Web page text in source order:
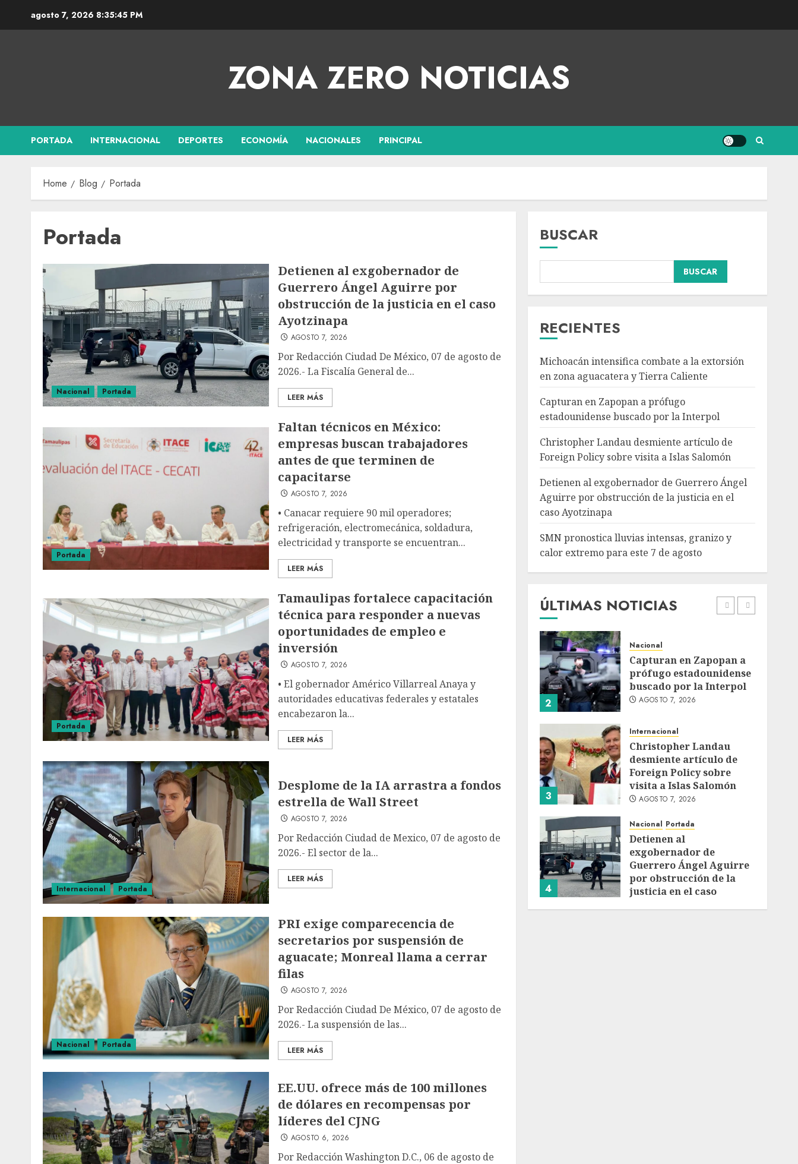
agosto 7, 2026 8:35:46 PM
ZONA ZERO NOTICIAS
PORTADA INTERNACIONAL DEPORTES ECONOMÍA NACIONALES PRINCIPAL
Home Blog Portada
Portada
Nacional Portada
Detienen al exgobernador de
Guerrero Ángel Aguirre por
obstrucción de la justicia en el caso
Ayotzinapa
AGOSTO 7, 2026
Por Redacción Ciudad De México, 07 de agosto de
2026.- La Fiscalía General de...
LEER MÁS
Portada
Faltan técnicos en México:
empresas buscan trabajadores
antes de que terminen de
capacitarse
AGOSTO 7, 2026
• Canacar requiere 90 mil operadores;
refrigeración, electromecánica, soldadura,
electricidad y transporte se encuentran...
LEER MÁS
Portada
Tamaulipas fortalece capacitación
técnica para responder a nuevas
oportunidades de empleo e
inversión
AGOSTO 7, 2026
• El gobernador Américo Villarreal Anaya y
autoridades educativas federales y estatales
encabezaron la...
LEER MÁS
Internacional Portada
Desplome de la IA arrastra a fondos
estrella de Wall Street
AGOSTO 7, 2026
Por Redacción Ciudad de Mexico, 07 de agosto de
2026.- El sector de la...
LEER MÁS
Nacional Portada
PRI exige comparecencia de
secretarios por suspensión de
aguacate; Monreal llama a cerrar
filas
AGOSTO 7, 2026
Por Redacción Ciudad De México, 07 de agosto de
2026.- La suspensión de las...
LEER MÁS
EE.UU. ofrece más de 100 millones
de dólares en recompensas por
líderes del CJNG
AGOSTO 6, 2026
Por Redacción Washington D.C., 06 de agosto de
BUSCAR
BUSCAR
RECIENTES
Michoacán intensifica combate a la extorsión
en zona aguacatera y Tierra Caliente
Capturan en Zapopan a prófugo
estadounidense buscado por la Interpol
Christopher Landau desmiente artículo de
Foreign Policy sobre visita a Islas Salomón
Detienen al exgobernador de Guerrero Ángel
Aguirre por obstrucción de la justicia en el
caso Ayotzinapa
SMN pronostica lluvias intensas, granizo y
calor extremo para este 7 de agosto
ÚLTIMAS NOTICIAS
3
Christopher Landau
desmiente artículo de
4
Nacional Portada
Detienen al
exgobernador de
Guerrero Ángel Aguirre
por obstrucción de la
justicia en el caso
Ayotzinapa
AGOSTO 7, 2026
5
Nacional
SMN pronostica lluvias
intensas, granizo y calor
extremo para este 7 de
AGOSTO 7, 2026
1
Nacional
Michoacán intensifica
combate a la extorsión
Tierra Caliente
AGOSTO 7, 2026
2
Nacional
Capturan en Zapopan a
prófugo estadounidense
buscado por la Interpol
AGOSTO 7, 2026
3
Internacional
Christopher Landau
desmiente artículo de
Foreign Policy sobre
visita a Islas Salomón
AGOSTO 7, 2026
4
Nacional Portada
Detienen al
exgobernador de
Guerrero Ángel Aguirre
por obstrucción de la
justicia en el caso